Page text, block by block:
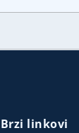
Brzi linkovi